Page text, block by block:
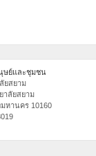
ษย์และชุมชน
ยสยาม
าลัยสยาม
หานคร 10160